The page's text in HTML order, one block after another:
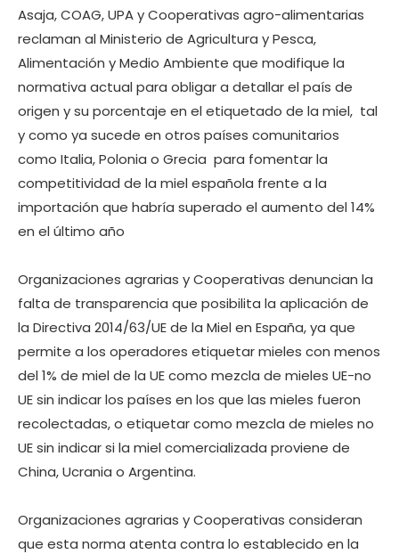
Asaja, COAG, UPA y Cooperativas agro-alimentarias
reclaman al Ministerio de Agricultura y Pesca,
Alimentación y Medio Ambiente que modifique la
normativa actual para obligar a detallar el país de
origen y su porcentaje en el etiquetado de la miel,  tal
y como ya sucede en otros países comunitarios
como Italia, Polonia o Grecia  para fomentar la
competitividad de la miel española frente a la
importación que habría superado el aumento del 14%
en el último año
Organizaciones agrarias y Cooperativas denuncian la
falta de transparencia que posibilita la aplicación de
la Directiva 2014/63/UE de la Miel en España, ya que
permite a los operadores etiquetar mieles con menos
del 1% de miel de la UE como mezcla de mieles UE-no
UE sin indicar los países en los que las mieles fueron
recolectadas, o etiquetar como mezcla de mieles no
UE sin indicar si la miel comercializada proviene de
China, Ucrania o Argentina.
Organizaciones agrarias y Cooperativas consideran
que esta norma atenta contra lo establecido en la